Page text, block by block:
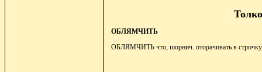
ОБЛЯМЧИТЬ
ОБЛЯМЧИТЬ что, шорнич. оторачивать в